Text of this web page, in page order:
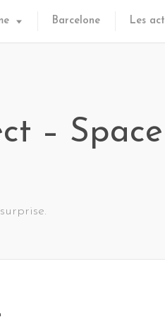
Barcelone Les
– Space